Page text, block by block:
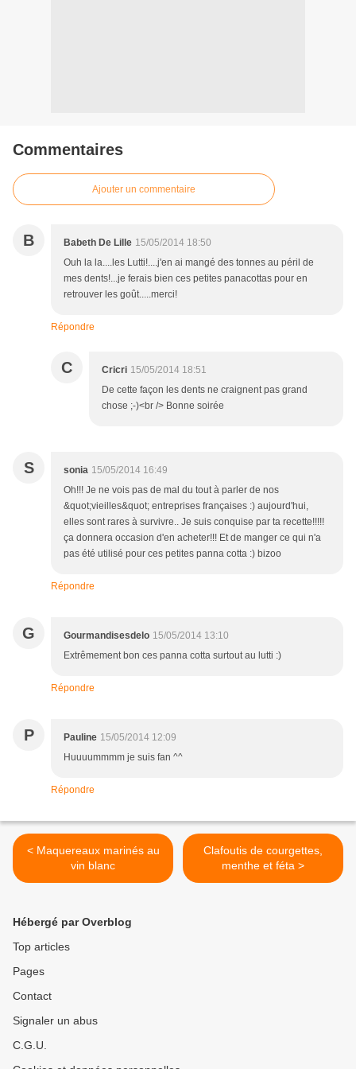
Commentaires
Ajouter un commentaire
B Babeth De Lille 15/05/2014 18:50
Ouh la la....les Lutti!....j'en ai mangé des tonnes au péril de
mes dents!...je ferais bien ces petites panacottas pour en
retrouver les goût.....merci!
Répondre
C Cricri 15/05/2014 18:51
De cette façon les dents ne craignent pas grand
chose ;-)<br /> Bonne soirée
S sonia 15/05/2014 16:49
Oh!!! Je ne vois pas de mal du tout à parler de nos
&quot;vieilles&quot; entreprises françaises :) aujourd'hui,
elles sont rares à survivre.. Je suis conquise par ta recette!!!!!
ça donnera occasion d'en acheter!!! Et de manger ce qui n'a
pas été utilisé pour ces petites panna cotta :) bizoo
Répondre
G Gourmandisesdelo 15/05/2014 13:10
Extrêmement bon ces panna cotta surtout au lutti :)
Répondre
P Pauline 15/05/2014 12:09
Huuuummmm je suis fan ^^
Répondre
< Maquereaux marinés au
vin blanc
Clafoutis de courgettes,
menthe et féta >
Hébergé par Overblog
Top articles
Pages
Contact
Signaler un abus
C.G.U.